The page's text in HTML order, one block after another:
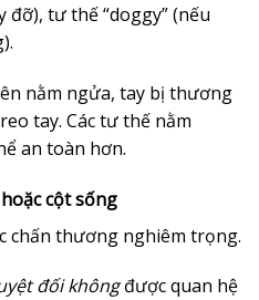
tư thế “doggy” (nếu
nằm ngửa, tay bị thương
tay. Các tư thế nằm
an toàn hơn.
cột sống
chấn thương nghiêm trọng.
đối khôngđược quan hệ